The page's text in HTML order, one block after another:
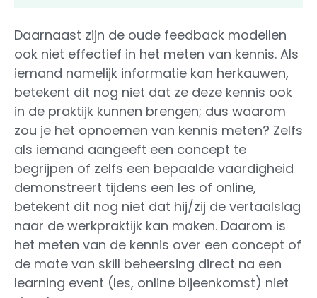
Daarnaast zijn de oude feedback modellen
ook niet effectief in het meten van kennis. Als
iemand namelijk informatie kan herkauwen,
betekent dit nog niet dat ze deze kennis ook
in de praktijk kunnen brengen; dus waarom
zou je het opnoemen van kennis meten? Zelfs
als iemand aangeeft een concept te
begrijpen of zelfs een bepaalde vaardigheid
demonstreert tijdens een les of online,
betekent dit nog niet dat hij/zij de vertaalslag
naar de werkpraktijk kan maken. Daarom is
het meten van de kennis over een concept of
de mate van skill beheersing direct na een
learning event (les, online bijeenkomst) niet